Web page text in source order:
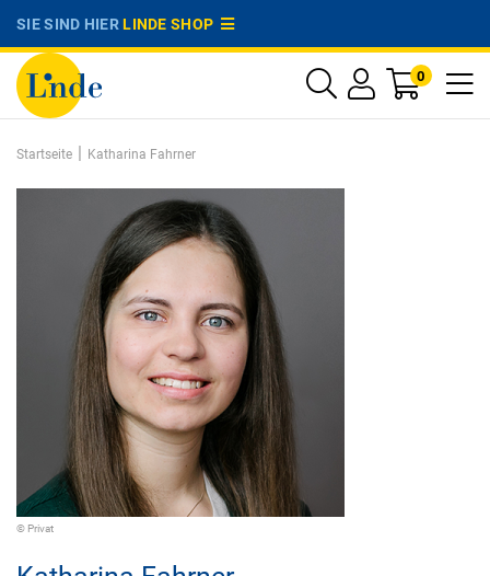
SIE SIND HIERLINDE SHOP
0
Startseite | Katharina Fahrner
© Privat